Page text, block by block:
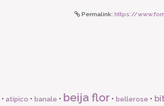
Permalink: https://
•atipico • banale • beija flor • bellerose •